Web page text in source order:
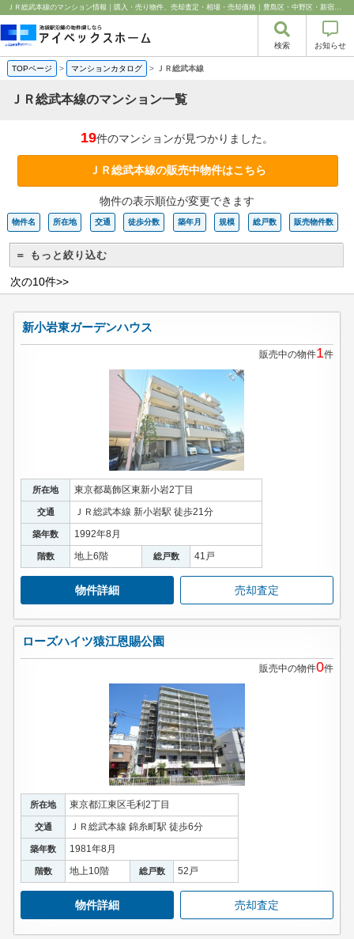
ＪＲ総武本線のマンション情報｜購入・売り物件、売却査定・相場・売却価格｜豊島区・中野区・新宿区の中古マンション・リノベーション情報なら池袋のアイベックスホーム！
検索 お知らせ
TOPページ > マンションカタログ > ＪＲ総武本線
ＪＲ総武本線のマンション一覧
19件のマンションが見つかりました。
ＪＲ総武本線の販売中物件はこちら
物件の表示順位が変更できます
物件名 所在地 交通 徒歩分数 築年月 規模 総戸数 販売物件数
＝ もっと絞り込む
次の10件>>
新小岩東ガーデンハウス
販売中の物件1件
所在地 東京都葛飾区東新小岩2丁目
交通 ＪＲ総武本線 新小岩駅 徒歩21分
築年数 1992年8月
階数 地上6階 総戸数 41戸
物件詳細 売却査定
ローズハイツ猿江恩賜公園
販売中の物件0件
所在地 東京都江東区毛利2丁目
交通 ＪＲ総武本線 錦糸町駅 徒歩6分
築年数 1981年8月
階数 地上10階 総戸数 52戸
物件詳細 売却査定